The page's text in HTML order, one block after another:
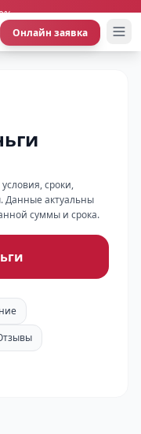
Онлайн заявка
сроки,
Данные актуальны
суммы и срока.